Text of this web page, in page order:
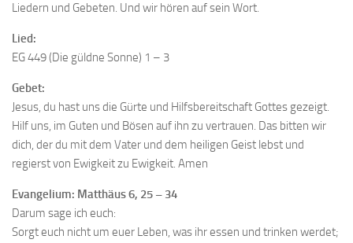
Liedern und Gebeten. Und wir hören auf sein Wort.
Lied:
EG 449 (Die güldne Sonne) 1 – 3
Gebet:
Jesus, du hast uns die Gürte und Hilfsbereitschaft Gottes gezeigt.
Hilf uns, im Guten und Bösen auf ihn zu vertrauen. Das bitten wir
dich, der du mit dem Vater und dem heiligen Geist lebst und
regierst von Ewigkeit zu Ewigkeit. Amen
Evangelium: Matthäus 6, 25 – 34
Darum sage ich euch:
Sorgt euch nicht um euer Leben, was ihr essen und trinken werdet;